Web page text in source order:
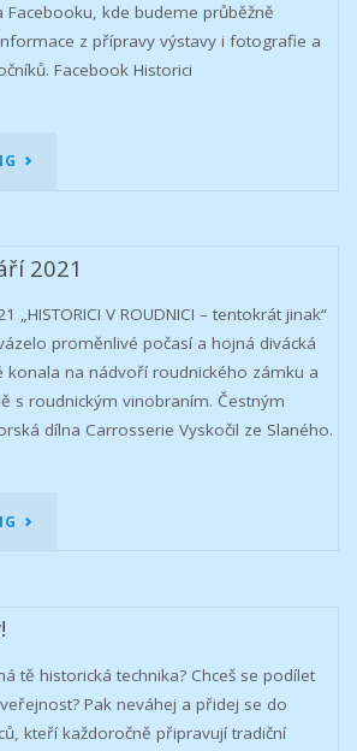
2022"
Facebooku, kde budeme průběžně
z přípravy výstavy i fotografie a
Facebook Historici
"HISTORICI
2021
„HISTORICI V ROUDNICI – tentokrát jinak“
proměnlivé počasí a hojná divácká
konala na nádvoří roudnického zámku a
s roudnickým vinobraním. Čestným
dílna Carrosserie Vyskočil ze Slaného.
"18.
ZÁŘÍ
2021"
tě historická technika? Chceš se podílet
Pak neváhej a přidej se do
kteří každoročně připravují tradiční